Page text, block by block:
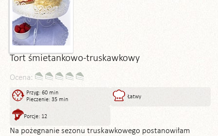
Tort śmietankowo-truskawkowy
Ocena:
Przyg: 60 min
Pieczenie: 35 min
Łatwy
Porcje: 12
Na pożegnanie sezonu truskawkowego postanowiłam